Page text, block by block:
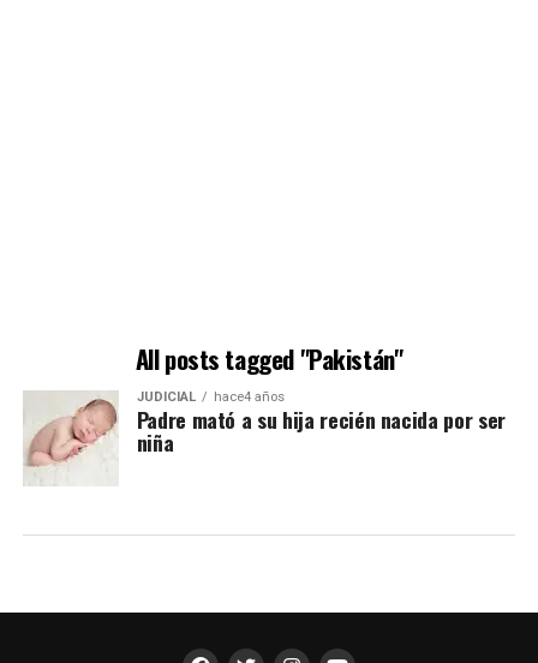
All posts tagged "Pakistán"
JUDICIAL hace4 años
Padre mató a su hija recién nacida por ser
niña